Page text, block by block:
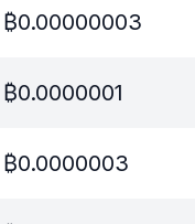
₿0.00000003
₿0.0000001
₿0.0000003